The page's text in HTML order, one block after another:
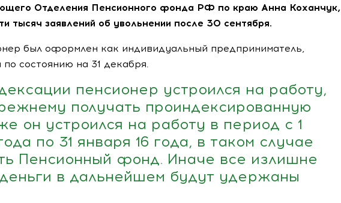
Отделения Пенсионного фонда РФ по краю Анна Коханчук,
тысяч заявлений об увольнении после 30 сентября.
был оформлен как индивидуальный предприниматель,
состоянию на 31 декабря.
пенсионер устроился на работу,
получать проиндексированную
он устроился на работу в период с 1
по 31 января 16 года, в таком случае
Пенсионный фонд. Иначе все излишне
в дальнейшем будут удержаны